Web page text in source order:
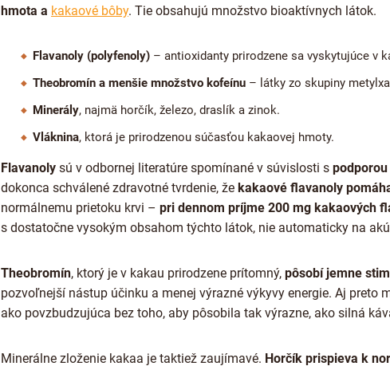
hmota a kakaové bôby. Tie obsahujú množstvo bioaktívnych látok.
Flavanoly (polyfenoly) – antioxidanty prirodzene sa vyskytujúce v
Theobromín a menšie množstvo kofeínu – látky zo skupiny
Minerály, najmä horčík, železo, draslík a zinok.
Vláknina, ktorá je prirodzenou súčasťou kakaovej hmoty.
Flavanoly sú v odbornej literatúre spomínané v súvislosti s
dokonca schválené zdravotné tvrdenie, že kakaové flavanoly
normálnemu prietoku krvi – pri dennom príjme 200 mg kakaových
s dostatočne vysokým obsahom týchto látok, nie automaticky na
Theobromín, ktorý je v kakau prirodzene prítomný, pôsobí jemne
pozvoľnejší nástup účinku a menej výrazné výkyvy energie. Aj preto
ako povzbudzujúca bez toho, aby pôsobila tak výrazne, ako silná
Minerálne zloženie kakaa je taktiež zaujímavé. Horčík prispieva k